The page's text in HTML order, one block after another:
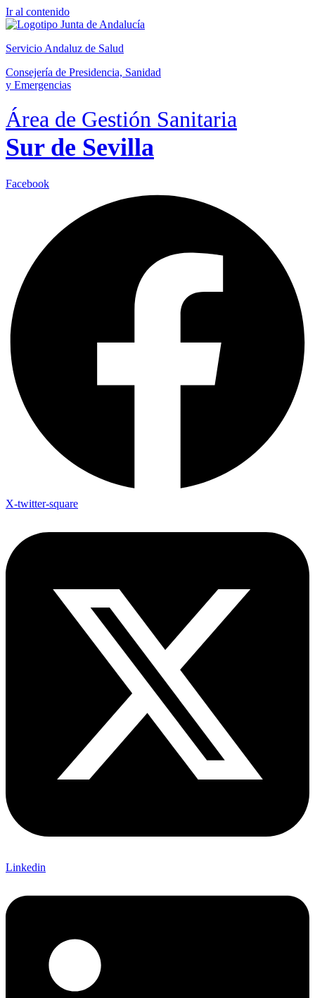
Ir al contenido
Servicio Andaluz de Salud
Consejería de Presidencia, Sanidad
y Emergencias
Área de Gestión Sanitaria
Sur de Sevilla
Facebook
X-twitter-square
Linkedin